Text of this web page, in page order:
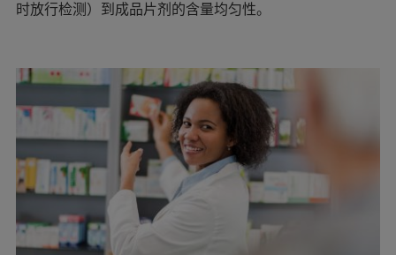
时放行检测）到成品片剂的含量均匀性。